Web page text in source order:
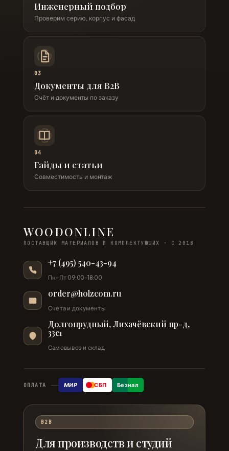
Инженерный подбор
Проверим серию, корпус и фасад
03
Документы для B2B
Счёт и документы по заказу
04
Гайды и статьи
Совместимость и монтаж
WOODONLINE
ПОСТАВЩИК МАТЕРИАЛОВ И КОМПЛЕКТУЮЩИХ · С 2018
+7 (495) 540-43-94
Пн–Пт 09:00–18:00
order@holzcom.ru
Счета и документы
Долгопрудный, Лихачёвский пр-д,
33с1
Самовывоз и склад
ОПЛАТА МИР СБП Безнал
B2B
Для производств и студий